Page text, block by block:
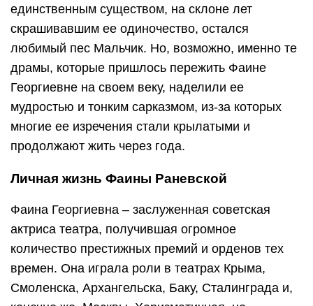
единственным существом, на склоне лет
скрашивавшим ее одиночество, остался
любимый пес Мальчик. Но, возможно, именно те
драмы, которые пришлось пережить Фаине
Георгиевне на своем веку, наделили ее
мудростью и тонким сарказмом, из-за которых
многие ее изречения стали крылатыми и
продолжают жить через года.
Личная жизнь Фаины Раневской
Фаина Георгиевна – заслуженная советская
актриса театра, получившая огромное
количество престижных премий и орденов тех
времен. Она играла роли в театрах Крыма,
Смоленска, Архангельска, Баку, Сталинграда и,